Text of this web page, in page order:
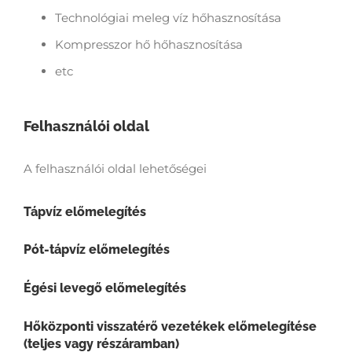
Technológiai meleg víz hőhasznosítása
Kompresszor hő hőhasznosítása
etc
Felhasználói oldal
A felhasználói oldal lehetőségei
Tápvíz előmelegítés
Pót-tápvíz előmelegítés
Égési levegő előmelegítés
Hőközponti visszatérő vezetékek előmelegítése
(teljes vagy részáramban)